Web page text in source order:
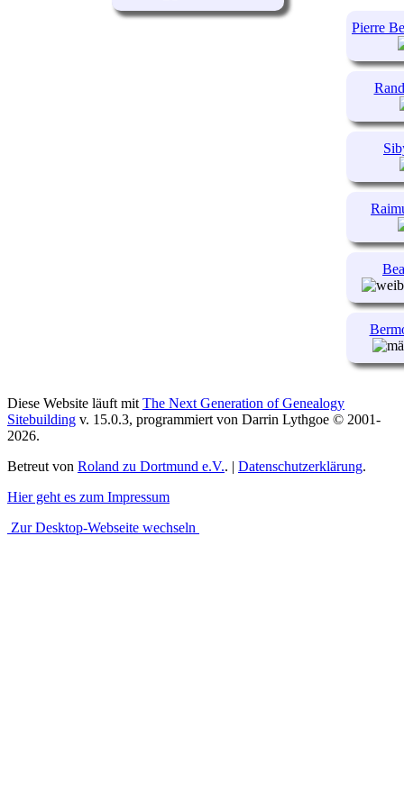
Pierre
Diese Website läuft mit The Next Generation of Genealogy
Sitebuilding v. 15.0.3, programmiert von Darrin Lythgoe © 2001-
2026.
Betreut von Roland zu Dortmund e.V.. | Datenschutzerklärung.
Hier geht es zum Impressum
Zur Desktop-Webseite wechseln